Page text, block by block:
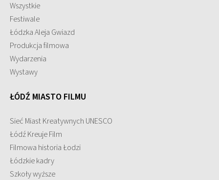
Wszystkie
Festiwale
Łódzka Aleja Gwiazd
Produkcja filmowa
Wydarzenia
Wystawy
ŁÓDŹ MIASTO FILMU
Sieć Miast Kreatywnych UNESCO
Łódź Kreuje Film
Filmowa historia Łodzi
Łódzkie kadry
Szkoły wyższe